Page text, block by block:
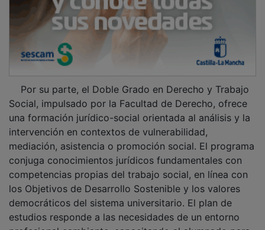
Social, impulsado por la Facultad de Derecho, ofrece
una formación jurídico-social orientada al análisis y la
intervención en contextos de vulnerabilidad,
mediación, asistencia o promoción social. El programa
conjuga conocimientos jurídicos fundamentales con
competencias propias del trabajo social, en línea con
los Objetivos de Desarrollo Sostenible y los valores
democráticos del sistema universitario. El plan de
estudios responde a las necesidades de un entorno
profesional cambiante, capacitando al alumnado para